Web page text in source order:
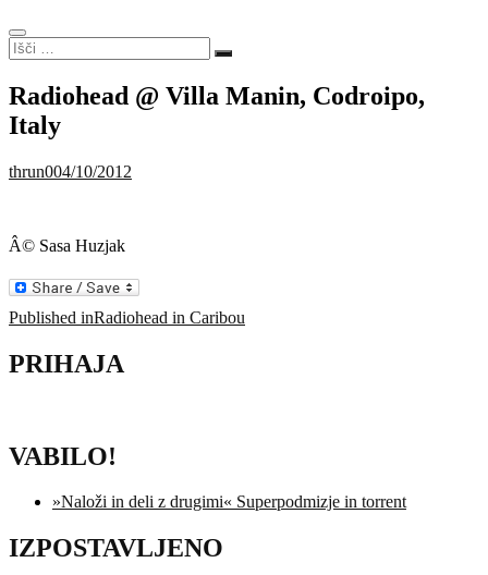
Išči
…
Radiohead @ Villa Manin, Codroipo,
Italy
thrun004/10/2012
Â© Sasa Huzjak
Navigacija
prispevka
Published inRadiohead in Caribou
PRIHAJA
VABILO!
»Naloži in deli z drugimi« Superpodmizje in torrent
IZPOSTAVLJENO